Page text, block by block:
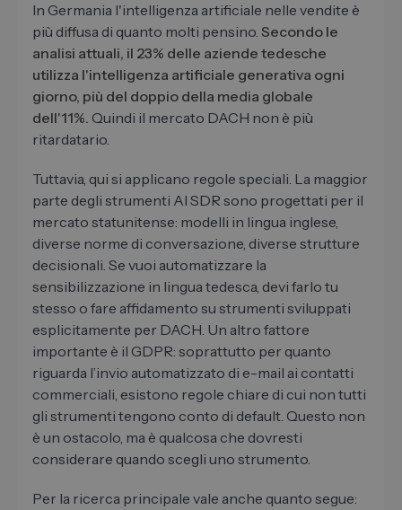
In Germania l'intelligenza artificiale nelle vendite è
più diffusa di quanto molti pensino. Secondo le
analisi attuali, il 23% delle aziende tedesche
utilizza l'intelligenza artificiale generativa ogni
giorno, più del doppio della media globale
dell'11%. Quindi il mercato DACH non è più
ritardatario.
Tuttavia, qui si applicano regole speciali. La maggior
parte degli strumenti AI SDR sono progettati per il
mercato statunitense: modelli in lingua inglese,
diverse norme di conversazione, diverse strutture
decisionali. Se vuoi automatizzare la
sensibilizzazione in lingua tedesca, devi farlo tu
stesso o fare affidamento su strumenti sviluppati
esplicitamente per DACH. Un altro fattore
importante è il GDPR: soprattutto per quanto
riguarda l’invio automatizzato di e-mail ai contatti
commerciali, esistono regole chiare di cui non tutti
gli strumenti tengono conto di default. Questo non
è un ostacolo, ma è qualcosa che dovresti
considerare quando scegli uno strumento.
Per la ricerca principale vale anche quanto segue: